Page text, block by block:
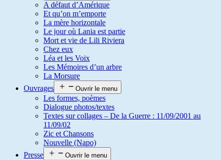
A défaut d’Amérique
Et qu’on m’emporte
La mère horizontale
Le jour où Lania est partie
Mort et vie de Lili Riviera
Chez eux
Léa et les Voix
Les Mémoires d’un arbre
La Morsure
Ouvrages
Ouvrir le menu
Les formes, poèmes
Dialogue photos/textes
Textes sur collages – De la Guerre : 11/09/2001 au
11/09/02
Zic et Chansons
Nouvelle (Napo)
Presse
Ouvrir le menu